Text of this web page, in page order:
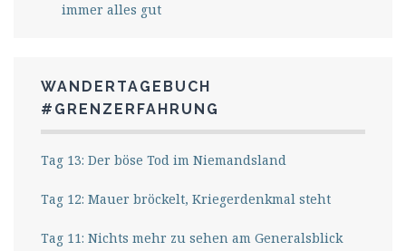
immer alles gut
WANDERTAGEBUCH
#GRENZERFAHRUNG
Tag 13: Der böse Tod im Niemandsland
Tag 12: Mauer bröckelt, Kriegerdenkmal steht
Tag 11: Nichts mehr zu sehen am Generalsblick